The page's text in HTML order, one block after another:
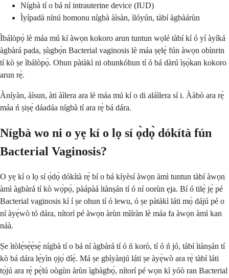
Nígbà tí o bá ní intrauterine device (IUD)
Ìyípadà nínú homonu nígbà àìsàn, ìlóyún, tàbí àgbàárùn
Ìbálòpọ̀ lè máa mú kí àwọn kokoro arun tuntun wọlé tàbí kí ó yí àyíká
àgbàrá pada, ṣùgbọ́n Bacterial vaginosis lè máa ṣẹlẹ̀ fún àwọn obìnrin
tí kò ṣe ìbálòpọ̀. Ohun pàtàkì ni ohunkóhun tí ó bá dàrú ìṣọ̀kan kokoro
arun rẹ̀.
Àníyàn, àìsun, àti àìlera ara lè máa mú kí o di aláìlera sí i. Ààbò ara rẹ̀
máa ń ṣiṣẹ́ dáadáa nígbà tí ara rẹ̀ bá dára.
Nígbà wo ni o yẹ kí o lọ sí ọ̀dọ̀ dókítà fún
Bacterial Vaginosis?
O yẹ kí o lọ sí ọ̀dọ̀ dókítà rẹ̀ bí o bá kíyèsí àwọn àmì tuntun tàbí àwọn
àmì àgbàrá tí kò wọ́pọ̀, pàápàá ìtànṣán tí ó ní oorùn ẹja. Bí ó tilẹ̀ jẹ́ pé
Bacterial vaginosis kì í ṣe ohun tí ó lewu, ó ṣe pàtàkì láti mọ̀ dájú pé o
ní àyẹ̀wò tó dára, nítorí pé àwọn àrùn mìíràn lè máa fa àwọn àmì kan
náà.
Ṣe ìtòlẹ́sẹ̀ẹ̀sẹ̀ nígbà tí o bá ní àgbàrá tí ó ń korò, tí ó ń jó, tàbí ìtànṣán tí
kò bá dára lẹ́yìn ọjọ́ díẹ̀. Má ṣe gbìyànjú láti ṣe àyẹ̀wò ara rẹ̀ tàbí láti
tọ́jú ara rẹ̀ pẹ̀lú oògùn àrùn ìgbàgbọ́, nítorí pé wọn kì yóò ran Bacterial